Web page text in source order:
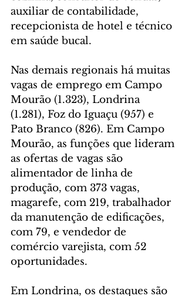
auxiliar de contabilidade,
recepcionista de hotel e técnico
em saúde bucal.
Nas demais regionais há muitas
vagas de emprego em Campo
Mourão (1.323), Londrina
(1.281), Foz do Iguaçu (957) e
Pato Branco (826). Em Campo
Mourão, as funções que lideram
as ofertas de vagas são
alimentador de linha de
produção, com 373 vagas,
magarefe, com 219, trabalhador
da manutenção de edificações,
com 79, e vendedor de
comércio varejista, com 52
oportunidades.
Em Londrina, os destaques são